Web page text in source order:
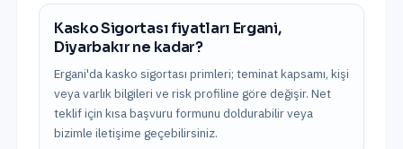
Kasko Sigortası fiyatları Ergani,
Diyarbakır ne kadar?
Ergani'da kasko sigortası primleri; teminat kapsamı, kişi
veya varlık bilgileri ve risk profiline göre değişir. Net
teklif için kısa başvuru formunu doldurabilir veya
bizimle iletişime geçebilirsiniz.